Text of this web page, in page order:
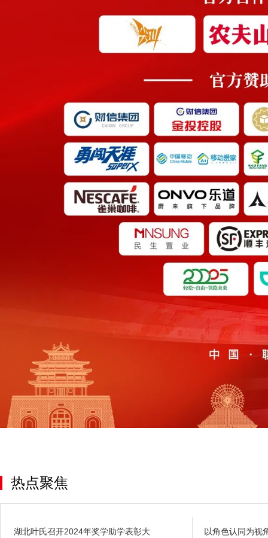
热点聚焦
湖北叶氏召开2024年奖学助学表彰大 以角色认同为视